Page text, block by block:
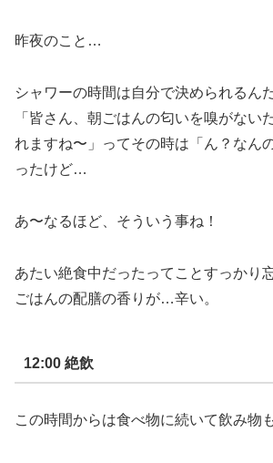
昨夜のこと …
シャワーの時間は自分で決められるん
「皆さん、朝ごはんの匂いを嗅がない
れますね〜」ってその時は「ん？なん
ったけど…
あ〜なるほど、そういう事ね！
あたい絶食中だったってことすっかり
ごはんの配膳の香りが…辛い。
12:00 絶飲
この時間からは食べ物に続いて飲み物